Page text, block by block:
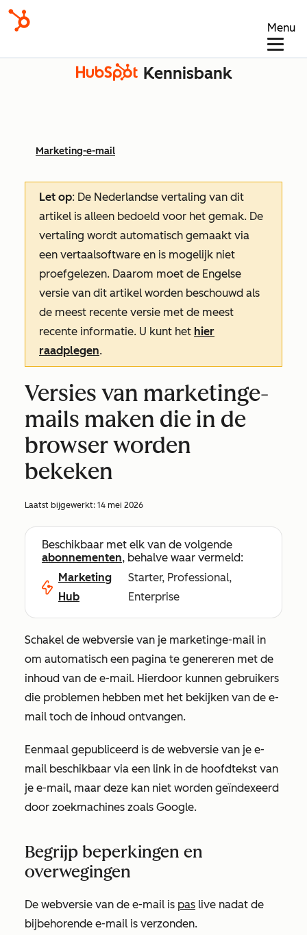
Menu
Kennisbank
Marketing-e-mail
Let op: De Nederlandse vertaling van dit
artikel is alleen bedoeld voor het gemak. De
vertaling wordt automatisch gemaakt via
een vertaalsoftware en is mogelijk niet
proefgelezen. Daarom moet de Engelse
versie van dit artikel worden beschouwd als
de meest recente versie met de meest
recente informatie. U kunt het hier
raadplegen.
Versies van marketinge-
mails maken die in de
browser worden
bekeken
Laatst bijgewerkt: 14 mei 2026
Beschikbaar met elk van de volgende
abonnementen, behalve waar vermeld:
Marketing
Hub
Starter, Professional,
Enterprise
Schakel de webversie van je marketinge-mail in
om automatisch een pagina te genereren met de
inhoud van de e-mail. Hierdoor kunnen gebruikers
die problemen hebben met het bekijken van de e-
mail toch de inhoud ontvangen.
Eenmaal gepubliceerd is de webversie van je e-
mail beschikbaar via een link in de hoofdtekst van
je e-mail, maar deze kan niet worden geïndexeerd
door zoekmachines zoals Google.
Begrijp beperkingen en
overwegingen
De webversie van de e-mail is pas live nadat de
bijbehorende e-mail is verzonden.